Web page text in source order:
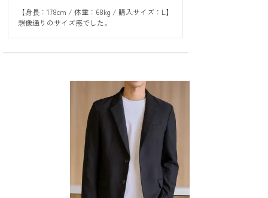
【身長：178cm / 体重：68kg / 購入サイズ：L】
想像通りのサイズ感でした。